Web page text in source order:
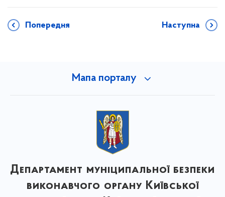
Попередня Наступна
Мапа порталу
Департамент муніципальної безпеки
виконавчого органу Київської